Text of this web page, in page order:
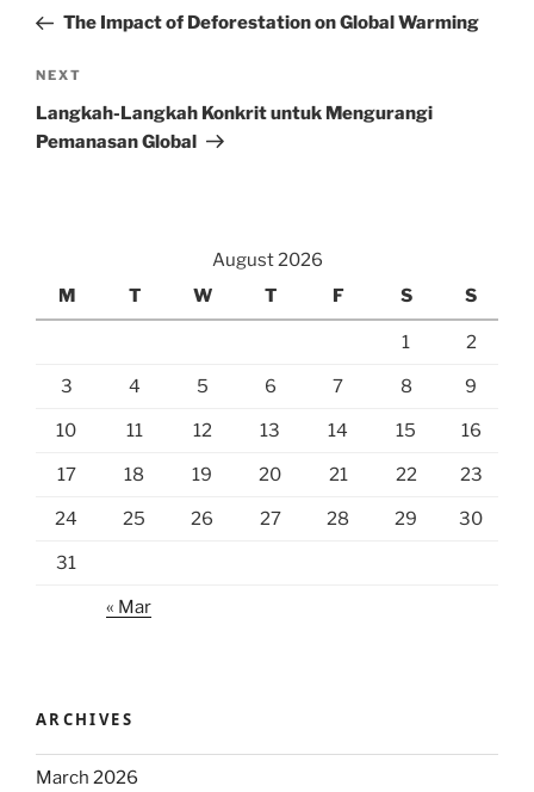
PostThe Impact of Deforestation on Global Warming
Next
Post
NEXT
Langkah-Langkah Konkrit untuk Mengurangi
Pemanasan Global
August 2026
M
T W T F S S
1 2
3 4 5 6 7 8 9
10 11 12 13 14 15 16
17 18 19 20 21 22 23
24 25 26 27 28 29 30
31
« Mar
ARCHIVES
March 2026